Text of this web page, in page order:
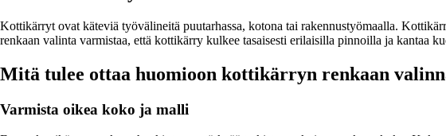
Kottikärryt ovat käteviä työvälineitä puutarhassa, kotona tai rakennustyömaalla.
renkaan valinta varmistaa, että kottikärry kulkee tasaisesti erilaisilla pinnoilla ja kantaa
Mitä tulee ottaa huomioon kottikärryn renkaan
Varmista oikea koko ja malli